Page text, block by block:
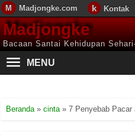
Madjongke.com Kontak
Madjongke
Bacaan Santai Kehidupan
MENU
Beranda» cinta» 7 Penyebab Pacar